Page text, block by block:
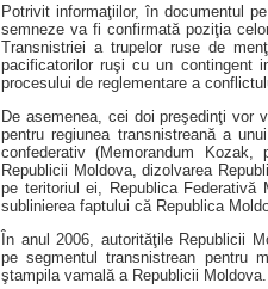
Potrivit informaţiilor, în documentul
semneze va fi confirmată poziţia
Transnistriei a trupelor ruse de
pacificatorilor ruşi cu un contingent
procesului de reglementare a
De asemenea, cei doi preşedinţi vor
pentru regiunea transnistreană a
confederativ (Memorandum
Republicii Moldova, dizolvarea
pe teritoriul ei, Republica
sublinierea faptului că Republica
În anul 2006, autorităţile Republicii
pe segmentul transnistrean pentru
ştampila vamală a Republicii Moldova.